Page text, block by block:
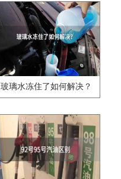
玻璃水冻住了如何解决？